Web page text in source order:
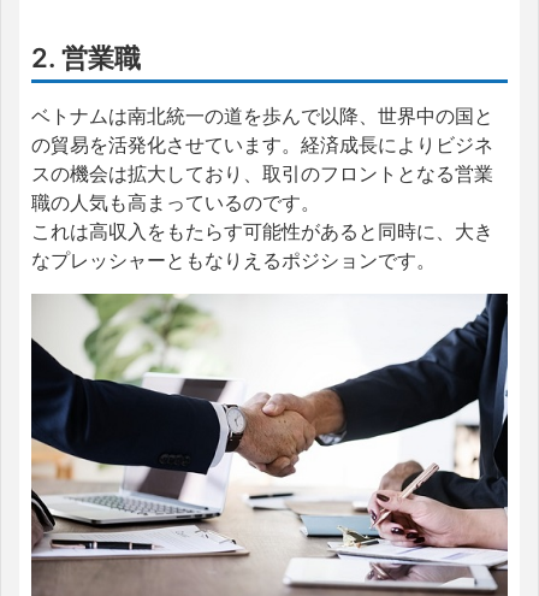
2. 営業職
ベトナムは南北統一の道を歩んで以降、世界中の国と
の貿易を活発化させています。経済成長によりビジネ
スの機会は拡大しており、取引のフロントとなる営業
職の人気も高まっているのです。
これは高収入をもたらす可能性があると同時に、大き
なプレッシャーともなりえるポジションです。